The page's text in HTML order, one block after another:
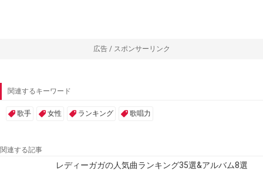
広告 / スポンサーリンク
関連するキーワード
歌手 女性 ランキング 歌唱力
関連する記事
レディーガガの人気曲ランキング35選&アルバム8選